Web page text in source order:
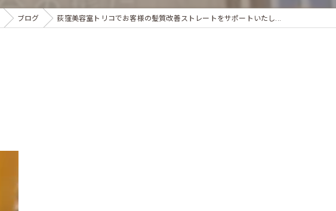
ブログ 荻窪美容室トリコでお客様の髪質改善ストレートをサポートいたし...